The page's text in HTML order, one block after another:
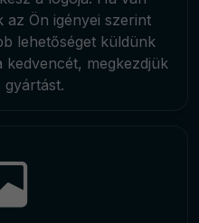
az Ön igényei szerint
lehetőséget küldünk
kedvencét, megkezdjük
gyártást.